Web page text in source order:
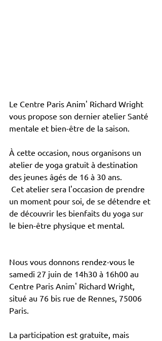
Le Centre Paris Anim' Richard Wright
vous propose son dernier atelier Santé
mentale et bien-être de la saison.
À cette occasion, nous organisons un
atelier de yoga gratuit à destination
des jeunes âgés de 16 à 30 ans.
un moment pour soi, de se détendre et
de découvrir les bienfaits du yoga sur
le bien-être physique et mental.
Nous vous donnons rendez-vous le
samedi 27 juin de 14h30 à 16h00 au
Centre Paris Anim' Richard Wright,
situé au 76 bis rue de Rennes, 75006
Paris.
La participation est gratuite, mais